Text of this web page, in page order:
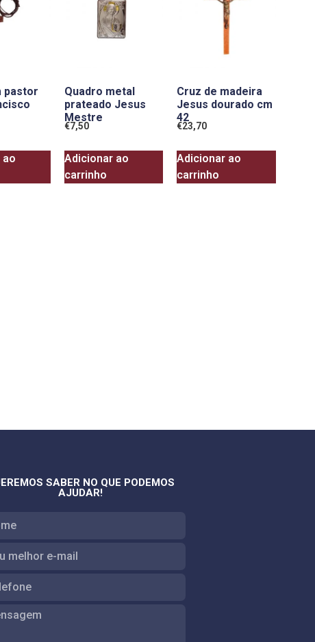
pastor
ao
Quadro metal
prateado Jesus
Mestre
€7,50
Adicionar ao
carrinho
Cruz de madeira
Jesus dourado cm
42
€23,70
Adicionar ao
carrinho
SABER NO QUE PODEMOS
AJUDAR!